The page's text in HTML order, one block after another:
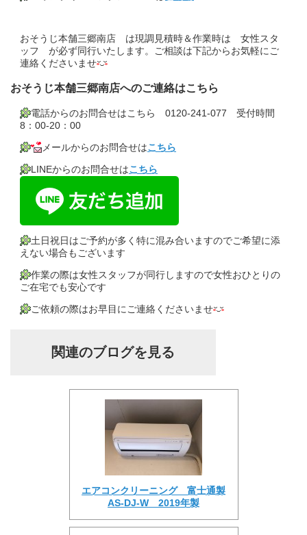
おそうじ本舗三郷南店 は現調見積時＆作業時は 女性スタ
ッフ が必ず同行いたします。ご相談は下記からお気軽にご
連絡くださいませ
おそうじ本舗三郷南店へのご連絡はこちら
電話からのお問合せはこちら 0120-241-077 受付時間
8：00-20：00
メールからのお問合せはこちら
LINEからのお問合せはこちら
土日祝日はご予約が多く特に混み合いますのでご希望に添
えない場合もございます
作業の際は女性スタッフが同行しますので女性おひとりの
ご在宅でも安心です
ご依頼の際はお早目にご連絡くださいませ
関連のブログを見る
エアコンクリーニング 富士通製
AS-DJ-W 2019年製